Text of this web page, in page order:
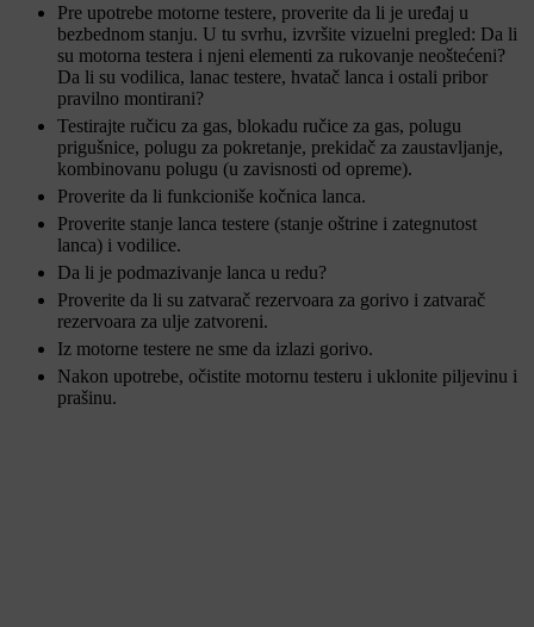
Pre upotrebe motorne testere, proverite da li je uređaj u
bezbednom stanju. U tu svrhu, izvršite vizuelni pregled: Da li
su motorna testera i njeni elementi za rukovanje neoštećeni?
Da li su vodilica, lanac testere, hvatač lanca i ostali pribor
pravilno montirani?
Testirajte ručicu za gas, blokadu ručice za gas, polugu
prigušnice, polugu za pokretanje, prekidač za zaustavljanje,
kombinovanu polugu (u zavisnosti od opreme).
Proverite da li funkcioniše kočnica lanca.
Proverite stanje lanca testere (stanje oštrine i zategnutost
lanca) i vodilice.
Da li je podmazivanje lanca u redu?
Proverite da li su zatvarač rezervoara za gorivo i zatvarač
rezervoara za ulje zatvoreni.
Iz motorne testere ne sme da izlazi gorivo.
Nakon upotrebe, očistite motornu testeru i uklonite piljevinu i
prašinu.